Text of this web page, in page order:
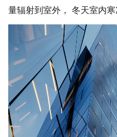
量辐射到室外， 冬天室内寒